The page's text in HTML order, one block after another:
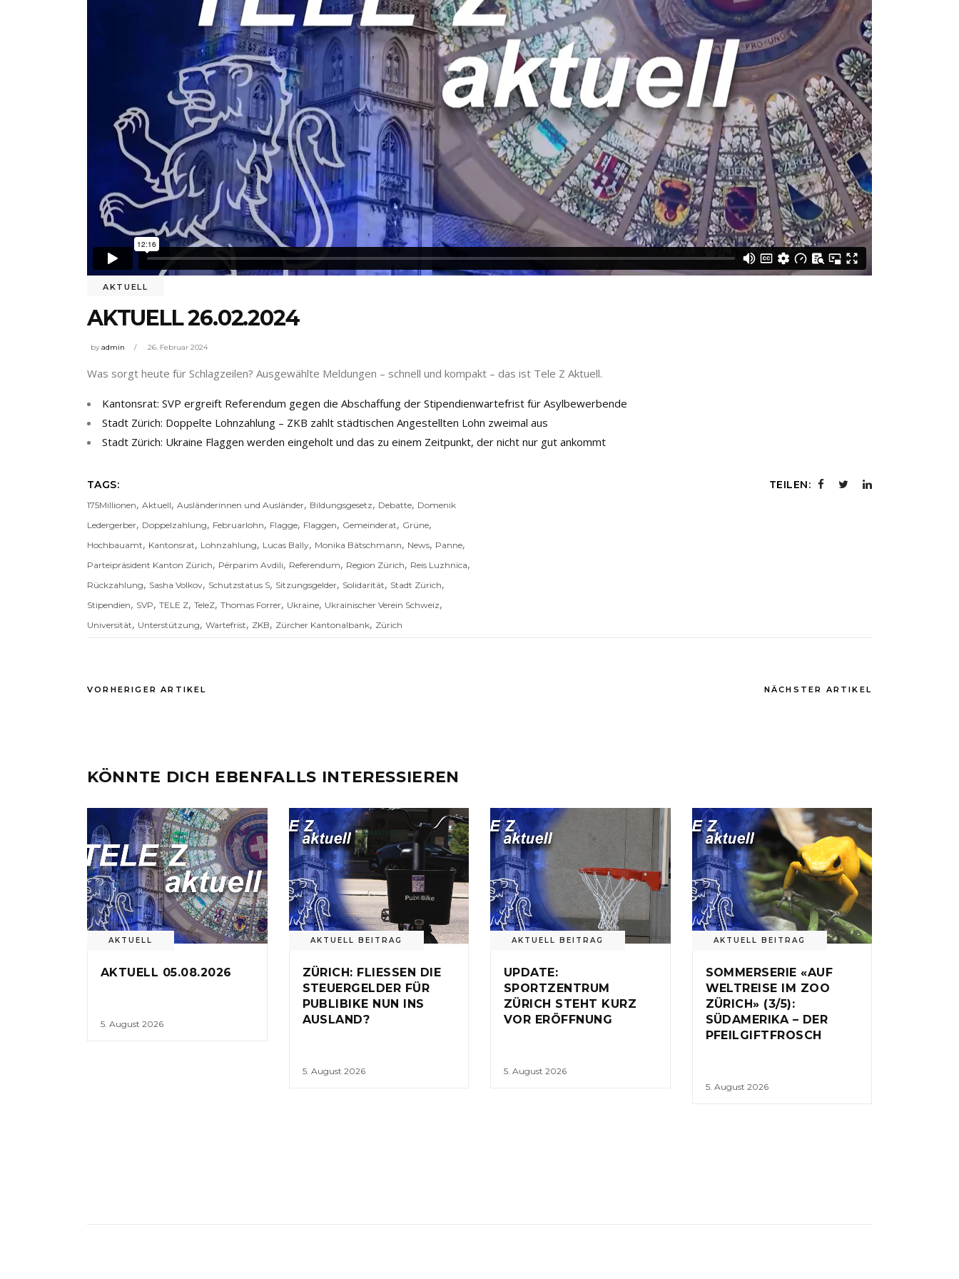
AKTUELL
AKTUELL 26.02.2024
byadmin 26. Februar 2024
Was sorgt heute für Schlagzeilen? Ausgewählte Meldungen – schnell und kompakt – das ist Tele Z Aktuell.
Kantonsrat: SVP ergreift Referendum gegen die Abschaffung der Stipendienwartefrist für Asylbewerbende
Stadt Zürich: Doppelte Lohnzahlung – ZKB zahlt städtischen Angestellten Lohn zweimal aus
Stadt Zürich: Ukraine Flaggen werden eingeholt und das zu einem Zeitpunkt, der nicht nur gut ankommt
TAGS:
175Millionen, Aktuell, Ausländerinnen und Ausländer, Bildungsgesetz, Debatte, Domenik
Ledergerber, Doppelzahlung, Februarlohn, Flagge, Flaggen, Gemeinderat, Grüne,
Hochbauamt, Kantonsrat, Lohnzahlung, Lucas Bally, Monika Bätschmann, News, Panne,
Parteipräsident Kanton Zürich, Përparim Avdili, Referendum, Region Zürich, Reis Luzhnica,
Rückzahlung, Sasha Volkov, Schutzstatus S, Sitzungsgelder, Solidarität, Stadt Zürich,
Stipendien, SVP, TELE Z, TeleZ, Thomas Forrer, Ukraine, Ukrainischer Verein Schweiz,
Universität, Unterstützung, Wartefrist, ZKB, Zürcher Kantonalbank, Zürich
TEILEN:
VORHERIGER ARTIKEL NÄCHSTER ARTIKEL
KÖNNTE DICH EBENFALLS INTERESSIEREN
AKTUELL
AKTUELL 05.08.2026
5. August 2026
AKTUELL BEITRAG
ZÜRICH: FLIESSEN DIE
STEUERGELDER FÜR
PUBLIBIKE NUN INS
AUSLAND?
5. August 2026
AKTUELL BEITRAG
UPDATE:
SPORTZENTRUM
ZÜRICH STEHT KURZ
VOR ERÖFFNUNG
5. August 2026
AKTUELL BEITRAG
SOMMERSERIE «AUF
WELTREISE IM ZOO
ZÜRICH» (3/5):
SÜDAMERIKA – DER
PFEILGIFTFROSCH
5. August 2026